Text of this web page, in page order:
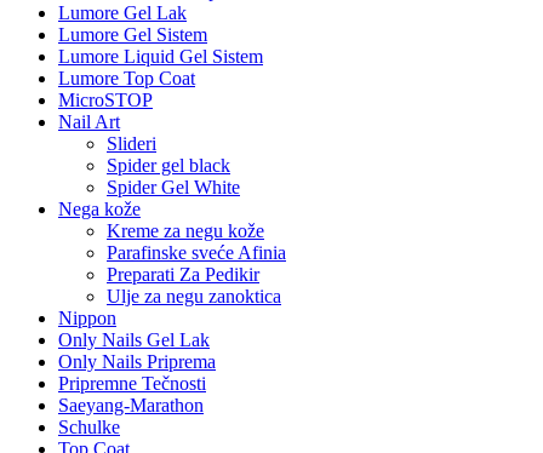
Lumore Gel Lak
Lumore Gel Sistem
Lumore Liquid Gel Sistem
Lumore Top Coat
MicroSTOP
Nail Art
Slideri
Spider gel black
Spider Gel White
Nega kože
Kreme za negu kože
Parafinske sveće Afinia
Preparati Za Pedikir
Ulje za negu zanoktica
Nippon
Only Nails Gel Lak
Only Nails Priprema
Pripremne Tečnosti
Saeyang-Marathon
Schulke
Top Coat